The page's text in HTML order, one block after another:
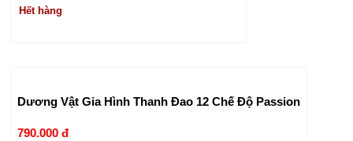
Hết hàng
Dương Vật Gỉa Hình Thanh Đao 12 Chế Độ Passion
790.000 đ